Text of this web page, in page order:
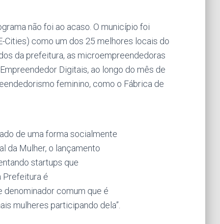
não foi ao acaso. O município foi
Cities) como um dos 25 melhores locais do
da prefeitura, as microempreendedoras
Digitais, ao longo do mês de
feminino, como o Fábrica de
de uma forma socialmente
da Mulher, o lançamento
startups que
Prefeitura é
denominador comum que é
mulheres participando dela”.